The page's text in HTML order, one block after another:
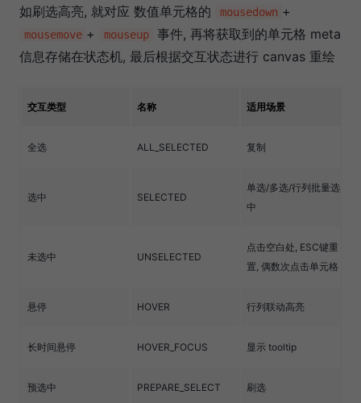
如刷选高亮, 就对应 数值单元格的
mousedown +
mousemove + mouseup
事件, 再将获取到的单元格 meta
信息存储在状态机, 最后根据交互状态进行 canvas 重绘
交互类型 名称 适用场景
全选 ALL_SELECTED 复制
选中 SELECTED
单选/多选/行列批量选
中
未选中 UNSELECTED
点击空白处, ESC键重
置, 偶数次点击单元格
悬停 HOVER 行列联动高亮
长时间悬停 HOVER_FOCUS 显示 tooltip
预选中 PREPARE_SELECT 刷选